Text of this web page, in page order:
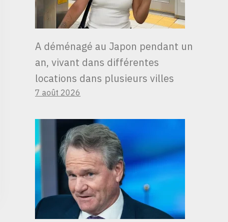
A déménagé au Japon pendant un
an, vivant dans différentes
locations dans plusieurs villes
7 août 2026